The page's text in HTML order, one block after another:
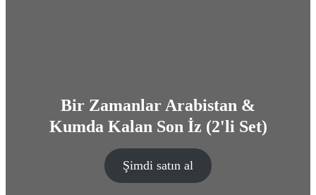
Bir Zamanlar Arabistan &
Kumda Kalan Son İz (2'li Set)
Şimdi satın al